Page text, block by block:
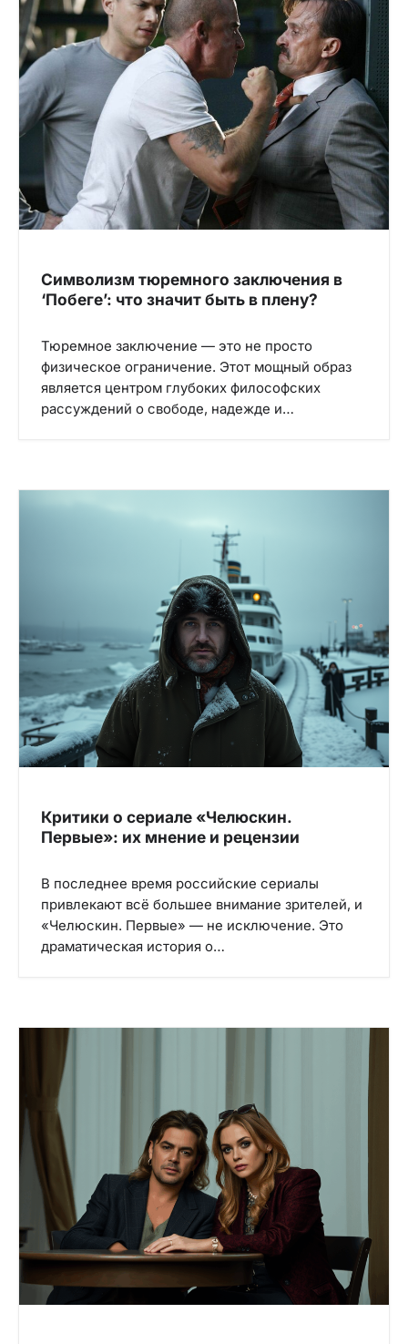
Символизм тюремного заключения в
‘Побеге’: что значит быть в плену?
Тюремное заключение — это не просто
физическое ограничение. Этот мощный образ
является центром глубоких философских
рассуждений о свободе, надежде и…
Критики о сериале «Челюскин.
Первые»: их мнение и рецензии
В последнее время российские сериалы
привлекают всё большее внимание зрителей, и
«Челюскин. Первые» — не исключение. Это
драматическая история о…